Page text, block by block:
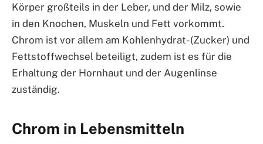
Körper großteils in der Leber, und der Milz, sowie
in den Knochen, Muskeln und Fett vorkommt.
Chrom ist vor allem am Kohlenhydrat- (Zucker) und
Fettstoffwechsel beteiligt, zudem ist es für die
Erhaltung der Hornhaut und der Augenlinse
zuständig.
Chrom in Lebensmitteln